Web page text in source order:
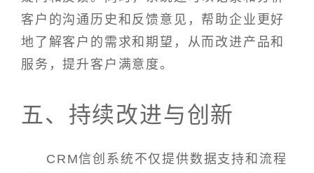
客户的沟通历史和反馈意见，帮助企业更好
地了解客户的需求和期望，从而改进产品和
服务，提升客户满意度。
五、持续改进与创新
CRM信创系统不仅提供数据支持和流程